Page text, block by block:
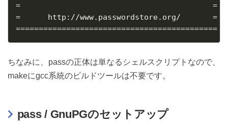
=
=
=
      http://www.passwordstore.org/
=
============================================
ちなみに、passの正体は単なるシェルスクリプトなので、
makeにgcc系統のビルドツールは不要です。
pass / GnuPGのセットアップ